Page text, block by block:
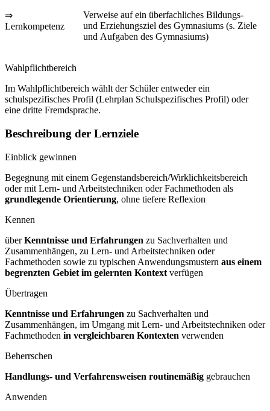
⇒
Lernkompetenz
Verweise auf ein überfachliches Bildungs-
und Erziehungsziel des Gymnasiums (s. Ziele
und Aufgaben des Gymnasiums)
Wahlpflichtbereich
Im Wahlpflichtbereich wählt der Schüler entweder ein
schulspezifisches Profil (Lehrplan Schulspezifisches Profil) oder
eine dritte Fremdsprache.
Beschreibung der Lernziele
Einblick gewinnen
Begegnung mit einem Gegenstandsbereich/Wirklichkeitsbereich
oder mit Lern- und Arbeitstechniken oder Fachmethoden als
grundlegende Orientierung, ohne tiefere Reflexion
Kennen
überKenntnisse und Erfahrungen zu Sachverhalten und
Zusammenhängen, zu Lern- und Arbeitstechniken oder
Fachmethoden sowie zu typischen Anwendungsmustern aus einem
begrenzten Gebiet im gelernten Kontext verfügen
Übertragen
Kenntnisse und Erfahrungen zu Sachverhalten und
Zusammenhängen, im Umgang mit Lern- und Arbeitstechniken oder
Fachmethoden in vergleichbaren Kontexten verwenden
Beherrschen
Handlungs- und Verfahrensweisen routinemäßig gebrauchen
Anwenden